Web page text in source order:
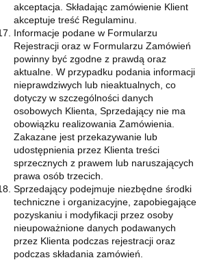
akceptacja. Składając zamówienie Klient
akceptuje treść Regulaminu.
Informacje podane w Formularzu
Rejestracji oraz w Formularzu Zamówień
powinny być zgodne z prawdą oraz
aktualne. W przypadku podania informacji
nieprawdziwych lub nieaktualnych, co
dotyczy w szczególności danych
osobowych Klienta, Sprzedający nie ma
obowiązku realizowania Zamówienia.
Zakazane jest przekazywanie lub
udostępnienia przez Klienta treści
sprzecznych z prawem lub naruszających
prawa osób trzecich.
Sprzedający podejmuje niezbędne środki
techniczne i organizacyjne, zapobiegające
pozyskaniu i modyfikacji przez osoby
nieupoważnione danych podawanych
przez Klienta podczas rejestracji oraz
podczas składania zamówień.